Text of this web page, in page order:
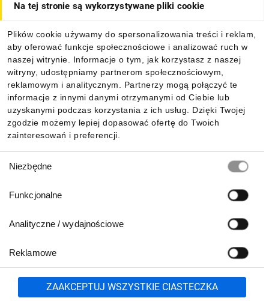
Na tej stronie są wykorzystywane pliki cookie
Plików cookie używamy do spersonalizowania treści i reklam,
aby oferować funkcje społecznościowe i analizować ruch w
naszej witrynie. Informacje o tym, jak korzystasz z naszej
witryny, udostępniamy partnerom społecznościowym,
reklamowym i analitycznym. Partnerzy mogą połączyć te
informacje z innymi danymi otrzymanymi od Ciebie lub
uzyskanymi podczas korzystania z ich usług. Dzięki Twojej
zgodzie możemy lepiej dopasować ofertę do Twoich
zainteresowań i preferencji.
zgody
Niezbędne
Funkcjonalne
Analityczne / wydajnościowe
Reklamowe
ZAAKCEPTUJ WSZYSTKIE CIASTECZKA
Informacje
Pobierz naszą aplikację mobilną:
801 500 700 lub
71 37 61 600